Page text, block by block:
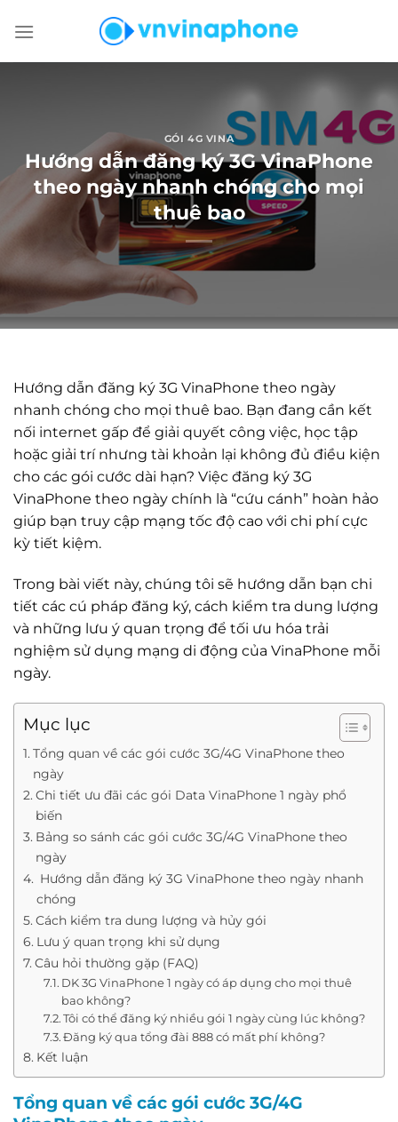
đến
GÓI 4G VINA
Hướng dẫn đăng ký 3G VinaPhone
theo ngày nhanh chóng cho mọi
thuê bao
Hướng dẫn đăng ký 3G VinaPhone theo ngày
nhanh chóng cho mọi thuê bao. Bạn đang cần kết
nối internet gấp để giải quyết công việc, học tập
hoặc giải trí nhưng tài khoản lại không đủ điều kiện
cho các gói cước dài hạn? Việc đăng ký 3G
VinaPhone theo ngày chính là “cứu cánh” hoàn hảo
giúp bạn truy cập mạng tốc độ cao với chi phí cực
kỳ tiết kiệm.
Trong bài viết này, chúng tôi sẽ hướng dẫn bạn chi
tiết các cú pháp đăng ký, cách kiểm tra dung lượng
và những lưu ý quan trọng để tối ưu hóa trải
nghiệm sử dụng mạng di động của VinaPhone mỗi
ngày.
Mục lục
Tổng quan về các gói cước 3G/4G VinaPhone theo
ngày
Chi tiết ưu đãi các gói Data VinaPhone 1 ngày phổ
biến
Bảng so sánh các gói cước 3G/4G VinaPhone theo
ngày
Hướng dẫn đăng ký 3G VinaPhone theo ngày nhanh
chóng
Cách kiểm tra dung lượng và hủy gói
Lưu ý quan trọng khi sử dụng
Câu hỏi thường gặp (FAQ)
DK 3G VinaPhone 1 ngày có áp dụng cho mọi thuê
bao không?
Tôi có thể đăng ký nhiều gói 1 ngày cùng lúc không?
Đăng ký qua tổng đài 888 có mất phí không?
Kết luận
Tổng quan về các gói cước 3G/4G